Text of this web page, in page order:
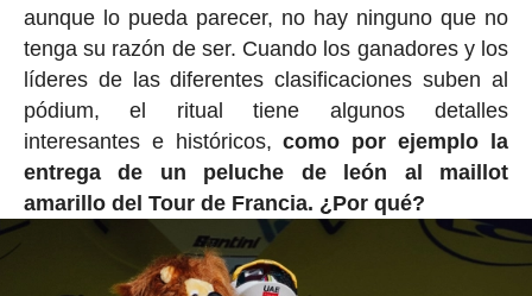
aunque lo pueda parecer, no hay ninguno que no
tenga su razón de ser. Cuando los ganadores y los
líderes de las diferentes clasificaciones suben al
pódium, el ritual tiene algunos detalles
interesantes e históricos,como por ejemplo la
entrega de un peluche de león al maillot
amarillo del Tour de Francia. ¿Por qué?